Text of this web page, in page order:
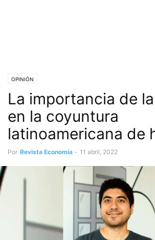
OPINIÓN
La importancia de
en la coyuntura
latinoamericana de
Por Revista Economía - 11 abril, 2022